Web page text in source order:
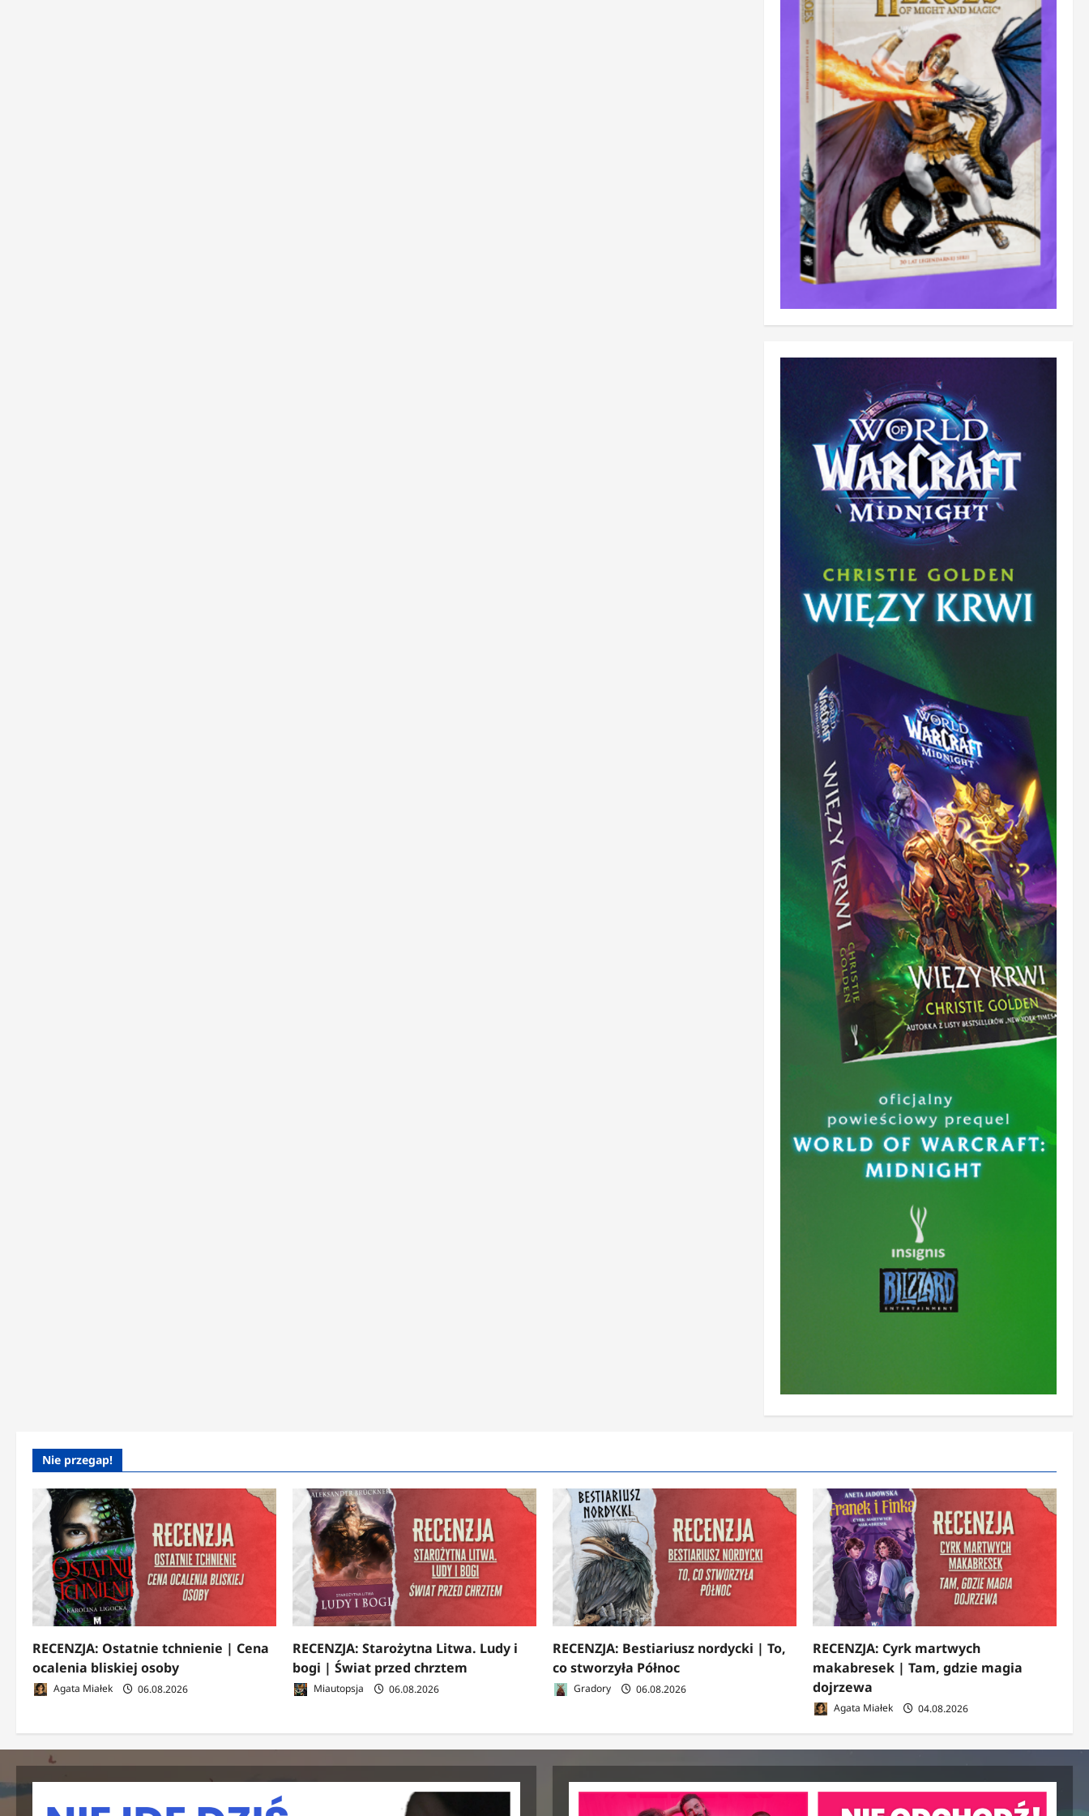
Nie przegap!
RECENZJA: Ostatnie tchnienie | Cena
ocalenia bliskiej osoby
Agata Miałek 06.08.2026
RECENZJA: Starożytna Litwa. Ludy i
bogi | Świat przed chrztem
Miautopsja 06.08.2026
RECENZJA: Bestiariusz nordycki | To,
co stworzyła Północ
Gradory 06.08.2026
RECENZJA: Cyrk martwych
makabresek | Tam, gdzie magia
dojrzewa
Agata Miałek 04.08.2026